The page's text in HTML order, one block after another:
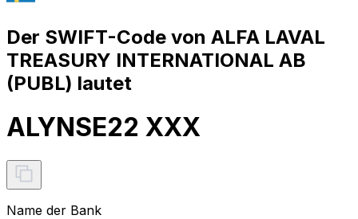
Der SWIFT-Code von ALFA LAVAL
TREASURY INTERNATIONAL AB
(PUBL) lautet
ALYNSE22 XXX
Name der Bank